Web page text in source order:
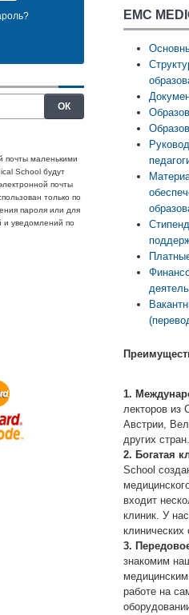
почты маленькими
School будут
почты
только по
пароля или для
и уведомлений по
EMC
1.
лекторов из
Австрии,
других стран.
2. Богатая
School
входит
клиник. У
клинических
3.
знакомим
работе на